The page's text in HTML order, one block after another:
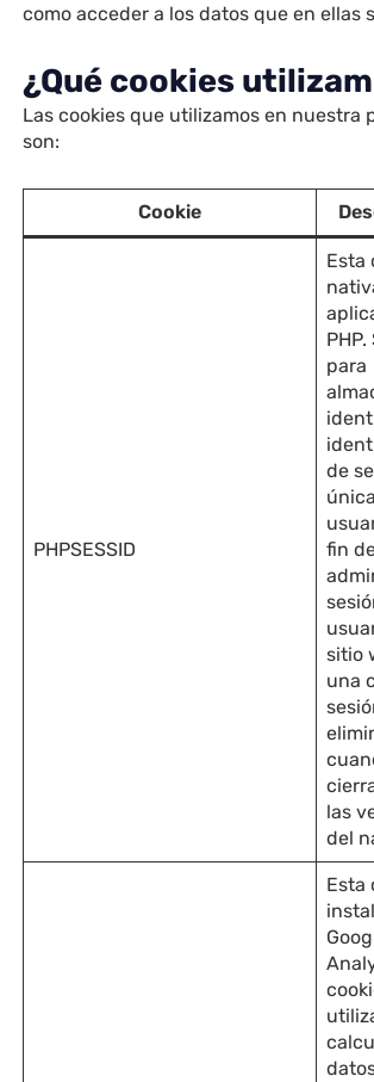
como acceder a los datos que en ellas
¿Qué cookies
Las cookies que utilizamos en nuestra
son:
Cookie
PHPSESSID
Esta
para
de
fin
sitio
una
las
del
Esta